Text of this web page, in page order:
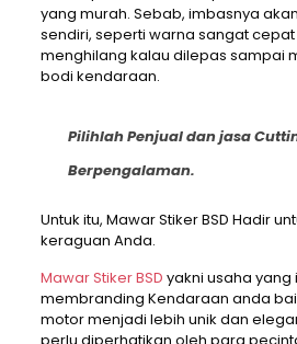
yang murah. Sebab, imbasnya
sendiri, seperti warna sangat
menghilang kalau dilepas sampai
bodi kendaraan.
Pilihlah Penjual dan jasa
Berpengalaman.
Untuk itu, Mawar Stiker BSD Hadir
keraguan Anda.
Mawar Stiker BSD yakni usaha yang
membranding Kendaraan anda
motor menjadi lebih unik dan